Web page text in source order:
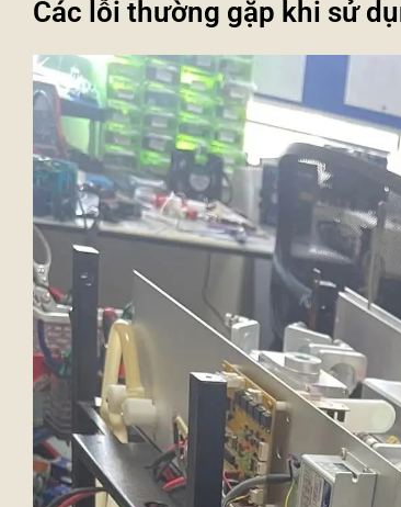
Các lỗi thường gặp khi sử